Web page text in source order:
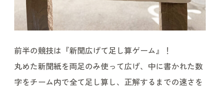
前半の競技は『新聞広げて足し算ゲーム』！
丸めた新聞紙を両足のみ使って広げ、中に書かれた数
字をチーム内で全て足し算し、正解するまでの速さを